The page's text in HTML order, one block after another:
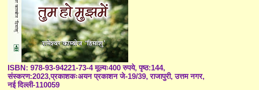
ISBN: 978-93-94221-73-4 मूल्यः400 रुपये, पृष्ठ:144,
संस्करण:2023,प्रकाशकःअयन प्रकाशन जे-19/39, राजापुरी, उत्तम नगर,
नई दिल्ली-110059